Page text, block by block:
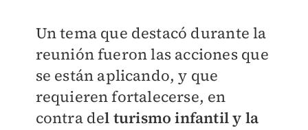
Un tema que destacó durante la
reunión fueron las acciones que
se están aplicando, y que
requieren fortalecerse, en
contra del turismo infantil y la